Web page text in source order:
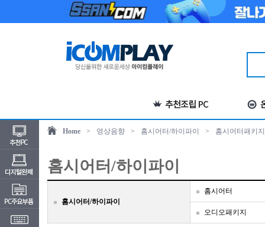
Home > 영상음향 > 홈시어터/하이파이 > 홈시어터패키지
홈시어터/하이파이
홈시어터/하이파이
홈시어터
오디오패키지